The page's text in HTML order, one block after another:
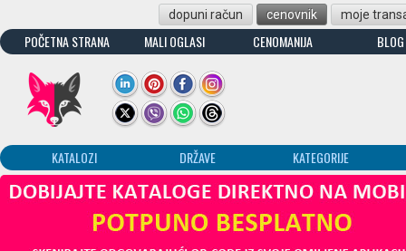
dopuni račun cenovnik moje
POČETNA STRANA MALI OGLASI CENOMANIJA BLOG
KATALOZI DRŽAVE KATEGORIJE